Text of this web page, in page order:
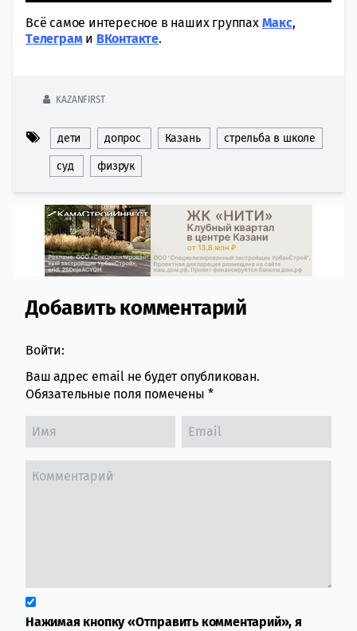
Всё самое интересное в наших группах Макс,
Tелеграми ВКонтакте.
KAZANFIRST
дети допрос Казань стрельба в школе
суд физрук
Comment section
Добавить комментарий
Войти:
Ваш адрес email не будет опубликован.
Обязательные поля помечены *
Нажимая кнопку «Отправить комментарий», я